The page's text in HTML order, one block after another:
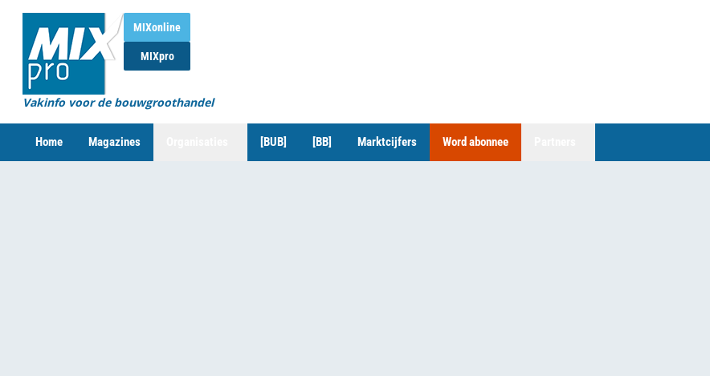
MIXonline
MIXpro
Vakinfo voor de bouwgroothandel
Home Magazines [BUB] [BB] Marktcijfers Word abonnee